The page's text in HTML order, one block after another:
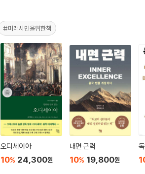
#미래시민을위한책
오디세이아
10% 24,300원
내면 근력
10% 19,800원